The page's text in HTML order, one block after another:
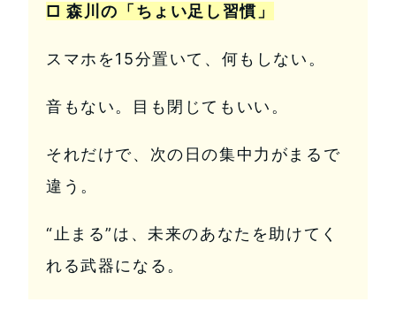
□ 森川の「ちょい足し習慣」
スマホを15分置いて、何もしない。
音もない。目も閉じてもいい。
それだけで、次の日の集中力がまるで
違う。
“止まる”は、未来のあなたを助けてく
れる武器になる。